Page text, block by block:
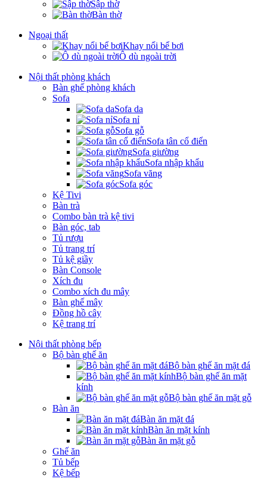
Sập thờ
Bàn thờ
Ngoại thất
Khay nổi bể bơi
Ô dù ngoài trời
Nội thất phòng khách
Bàn ghế phòng khách
Sofa
Sofa da
Sofa nỉ
Sofa gỗ
Sofa tân cổ điển
Sofa giường
Sofa nhập khẩu
Sofa văng
Sofa góc
Kệ Tivi
Bàn trà
Combo bàn trà kệ tivi
Bàn góc, tab
Tủ rượu
Tủ trang trí
Tủ kệ giầy
Bàn Console
Xích đu
Combo xích đu mây
Bàn ghế mây
Đồng hồ cây
Kệ trang trí
Nội thất phòng bếp
Bộ bàn ghế ăn
Bộ bàn ghế ăn mặt đá
Bộ bàn ghế ăn mặt
kính
Bộ bàn ghế ăn mặt gỗ
Bàn ăn
Bàn ăn mặt đá
Bàn ăn mặt kính
Bàn ăn mặt gỗ
Ghế ăn
Tủ bếp
Kệ bếp